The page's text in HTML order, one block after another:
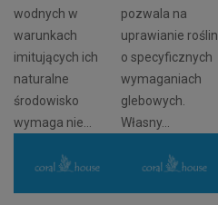
wodnych w
warunkach
imitujących ich
naturalne
środowisko
wymaga nie...
pozwala na
uprawianie roślin
o specyficznych
wymaganiach
glebowych.
Własny...